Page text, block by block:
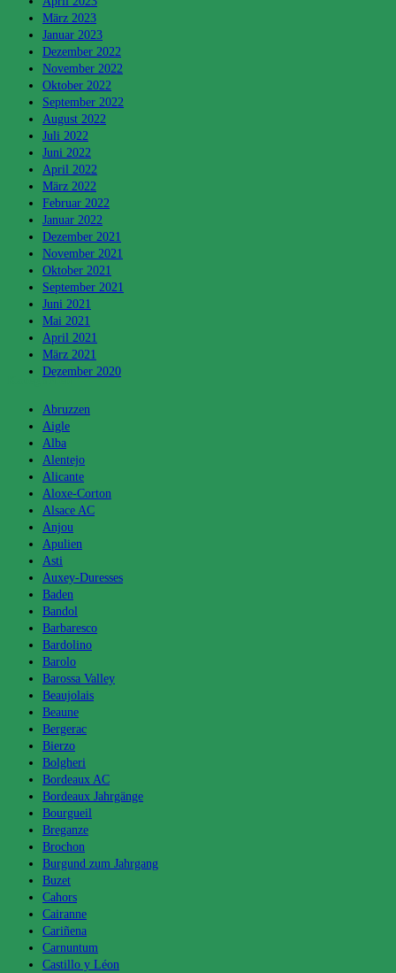
März 2023
Januar 2023
Dezember 2022
November 2022
Oktober 2022
September 2022
August 2022
Juli 2022
Juni 2022
April 2022
März 2022
Februar 2022
Januar 2022
Dezember 2021
November 2021
Oktober 2021
September 2021
Juni 2021
Mai 2021
April 2021
März 2021
Dezember 2020
Kategorien
Abruzzen
Aigle
Alba
Alentejo
Alicante
Aloxe-Corton
Alsace AC
Anjou
Apulien
Asti
Auxey-Duresses
Baden
Bandol
Barbaresco
Bardolino
Barolo
Barossa Valley
Beaujolais
Beaune
Bergerac
Bierzo
Bolgheri
Bordeaux AC
Bordeaux Jahrgänge
Bourgueil
Breganze
Brochon
Burgund zum Jahrgang
Buzet
Cahors
Cairanne
Cariñena
Carnuntum
Castillo y Léon